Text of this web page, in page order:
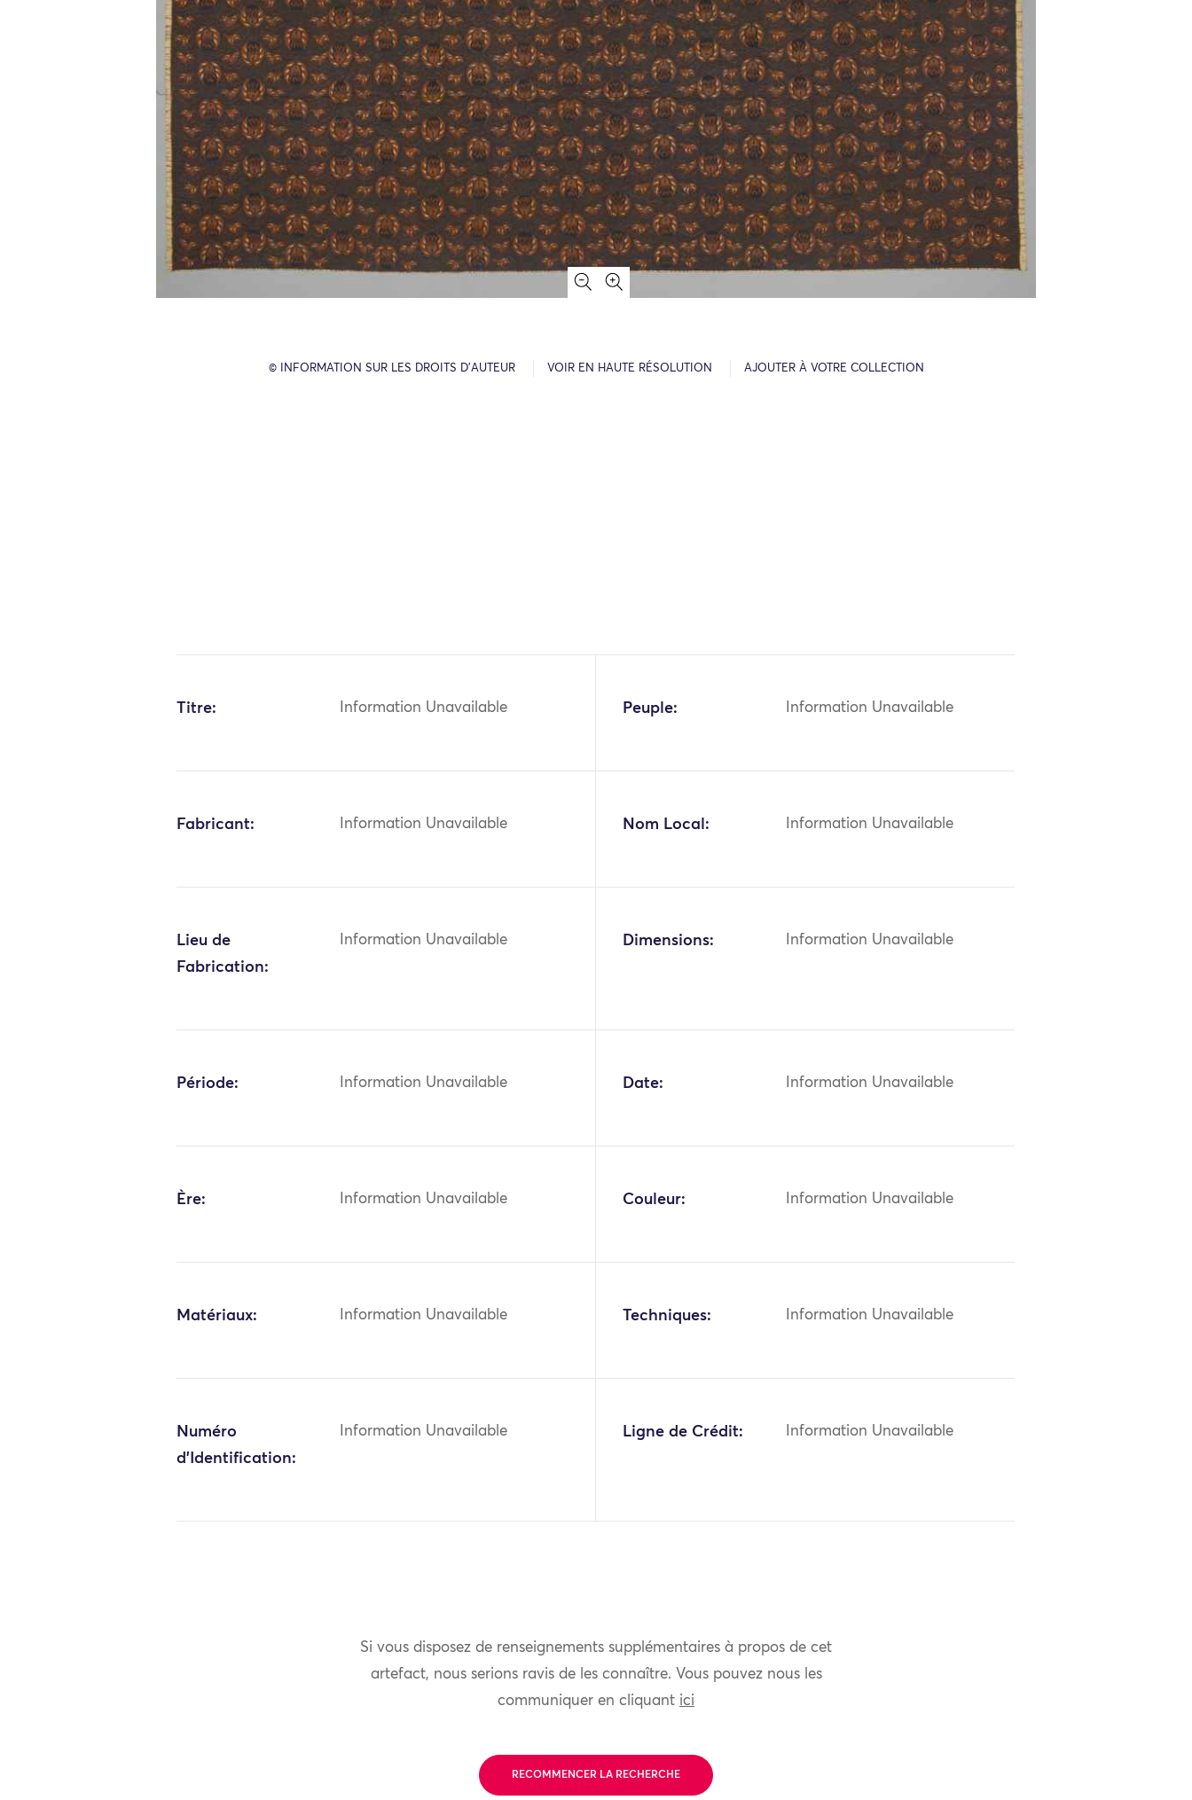
© INFORMATION SUR LES DROITS D’AUTEUR VOIR EN HAUTE RÉSOLUTION AJOUTER À VOTRE COLLECTION
Titre: Information Unavailable Peuple: Information Unavailable
Fabricant: Information Unavailable Nom Local: Information Unavailable
Lieu de
Fabrication:
Information Unavailable Dimensions: Information Unavailable
Période: Information Unavailable Date: Information Unavailable
Ère: Information Unavailable Couleur: Information Unavailable
Matériaux: Information Unavailable Techniques: Information Unavailable
Numéro
d'Identification:
Information Unavailable Ligne de Crédit: Information Unavailable
Si vous disposez de renseignements supplémentaires à propos de cet
artefact, nous serions ravis de les connaître. Vous pouvez nous les
communiquer en cliquant ici
RECOMMENCER LA RECHERCHE